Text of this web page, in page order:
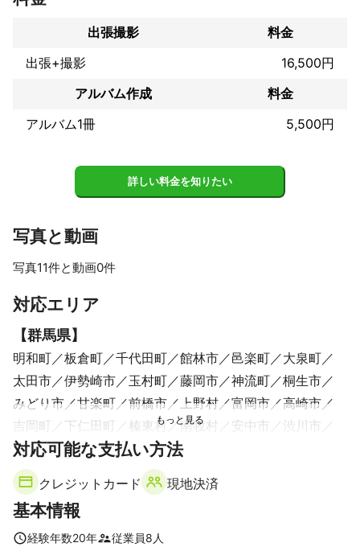
しているものは何なのかを考え撮影、編集に努め納品をしたら終
また料金に関しましても当然予算がある中でどうしたらその予算
内にはめる事ができるかなども考えご提案をさせていただかいて
Realityでは必ずお見積りを作成させていただきご検討いただいた
上での受注をさせていただいております。
料金以外に発生する金額に関しましては下記に記載させていただ
・経費
【内容によって発生する料金】（写真）
・特殊スタジオ
・ヘアメイク交通費
・モデル交通費
・宿泊費（地方の場合）
・器材運搬費（状況により）
・特殊機材
【内容によって発生する料金】（動画）
・特殊スタジオ
・ヘアメイク交通費
・宿泊費（地方の場合）
・器材運搬費（状況により）
・モデル交通費
・特殊なテロップ
・音源（商業目的）
・特殊機材
出張撮影
料金
出張+撮影
16,500円
アルバム作成
料金
アルバム1冊
5,500円
詳しい料金を知りたい
写真と動画
写真11件と動画0件
対応エリア
【群馬県】
明和町 板倉町 千代田町 館林市 邑楽町
大泉町
太田市
伊勢崎市 玉村町 藤岡市 神流町
桐生市
みどり市
甘楽町 前橋市 上野村 富岡市
高崎市
吉岡町
下仁田町 榛東村 南牧村 安中市
渋川市
昭和村
沼田市 高山村 東吾妻町
片品村
みなかみ町
【富山県】
立山町 黒部市
入善町
滑川市 舟橋村
対応可能な支払い方法
クレジットカード 現地決済
基本情報
経験年数20年 従業員8 人